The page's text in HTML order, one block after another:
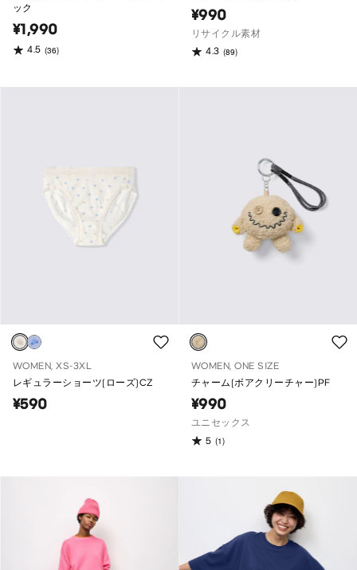
ック
¥1,990
4.5 (36)
¥990
リサイクル素材
4.3 (89)
WOMEN, XS-3XL
レギュラーショーツ(ローズ)CZ
¥590
WOMEN, ONE SIZE
チャーム(ボアクリーチャー)PF
¥990
ユニセックス
5 (1)